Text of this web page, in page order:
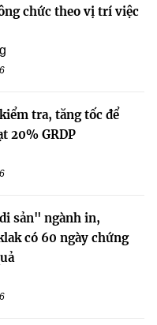
chức theo vị trí việc
tra, tăng tốc để
20% GRDP
sản" ngành in,
có 60 ngày chứng